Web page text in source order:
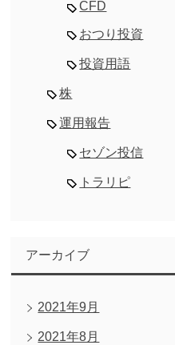
CFD
おつり投資
投資用語
株
運用報告
セゾン投信
トラリピ
アーカイブ
2021年9月
2021年8月